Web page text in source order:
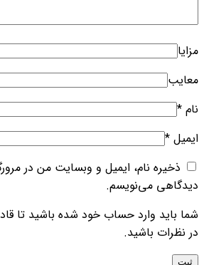
مزایا
معایب
نام *
ایمیل *
ذخیره نام، ایمیل و وبسایت من در
دیدگاهی می‌نویسم.
شما باید وارد حساب خود شده باشید تا
در نظرات باشید.